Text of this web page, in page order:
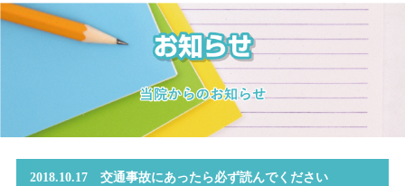
2018.10.17 交通事故にあったら必ず読んでください